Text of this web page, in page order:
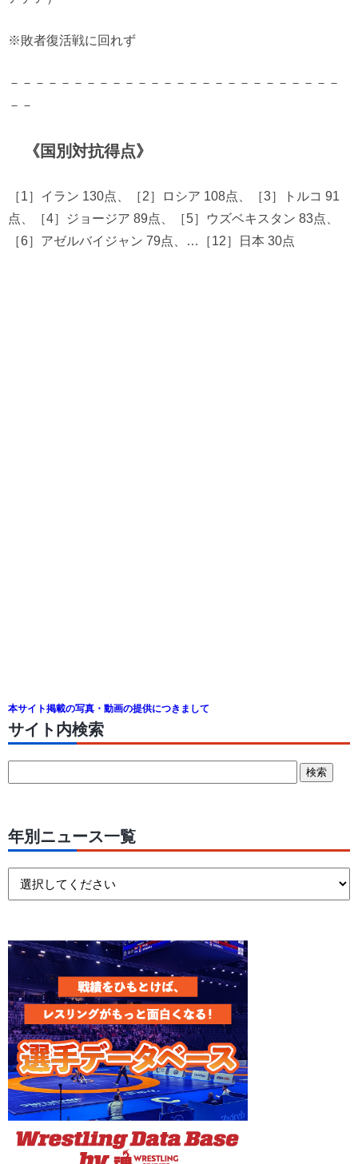
※敗者復活戦に回れず
－－－－－－－－－－－－－－－－－－－－－－－－－－
－－
《国別対抗得点》
［1］イラン 130点、［2］ロシア 108点、［3］トルコ 91
点、［4］ジョージア 89点、［5］ウズベキスタン 83点、
［6］アゼルバイジャン 79点、…［12］日本 30点
本サイト掲載の写真・動画の提供につきまして
サイト内検索
年別ニュース一覧